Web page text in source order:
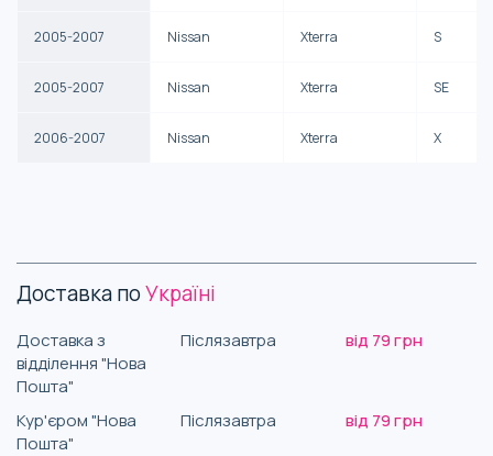
2005-2007 Nissan Xterra S
2005-2007 Nissan Xterra SE
2006-2007 Nissan Xterra X
Доставка поУкраїні
Доставка з
відділення "Нова
Пошта"
Післязавтра від 79 грн
Кур'єром "Нова
Пошта"
Післязавтра від 79 грн